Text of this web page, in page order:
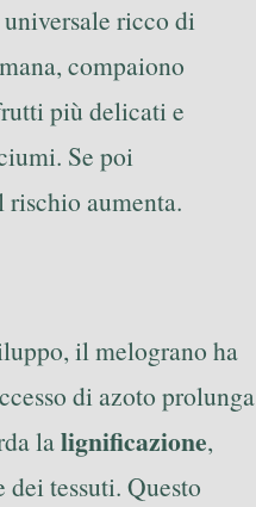
ricco di
compaiono
più delicati e
Se poi
aumenta.
il melograno ha
di azoto prolunga
lalignificazione,
tessuti. Questo